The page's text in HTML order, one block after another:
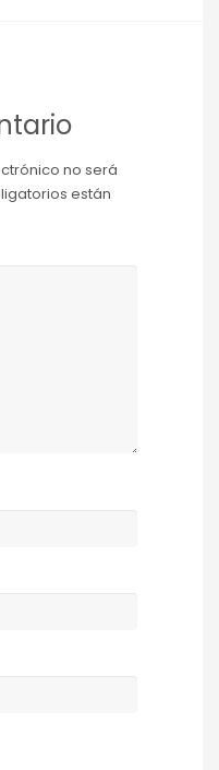
no será
están